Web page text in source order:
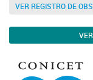
VER REGISTRO DE